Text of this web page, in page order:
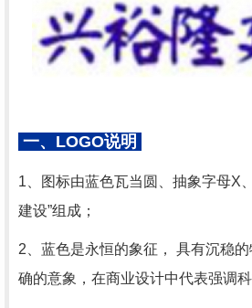
一、LOGO说明
1、图标由蓝色瓦当圆、抽象字母X
建设”组成；
2、蓝色是永恒的象征， 具有沉稳
确的意象，在商业设计中代表强调科